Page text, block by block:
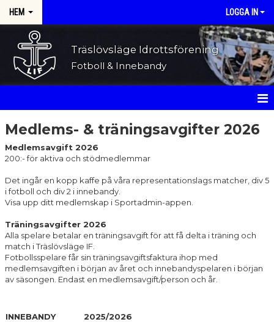
HEM LOGGA IN
Träslövsläge Idrottsförening
Fotboll & Innebandy
HEM
NYHETER
OM KLUBBEN
KONTAKT
KALENDER
MATCHER
DOKUMENT
Medlems- & träningsavgifter 2026
Medlemsavgift 2026
200:- för aktiva och stödmedlemmar
Det ingår en kopp kaffe på våra representationslags matcher, div 5
i fotboll och div 2 i innebandy.
Visa upp ditt medlemskap i Sportadmin-appen.
Träningsavgifter 2026
Alla spelare betalar en träningsavgift för att få delta i träning och
match i Träslövsläge IF.
Fotbollsspelare får sin träningsavgiftsfaktura ihop med
medlemsavgiften i början av året och innebandyspelaren i början
av säsongen. Endast en medlemsavgift/person och år.
INNEBANDY 2025/2026